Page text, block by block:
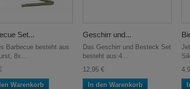
Set...
Barbecue besteht aus
8x...
Warenkorb
Geschirr und...
Das Geschirr und Besteck Set
besteht aus:4...
12,95 €
In den Warenkorb